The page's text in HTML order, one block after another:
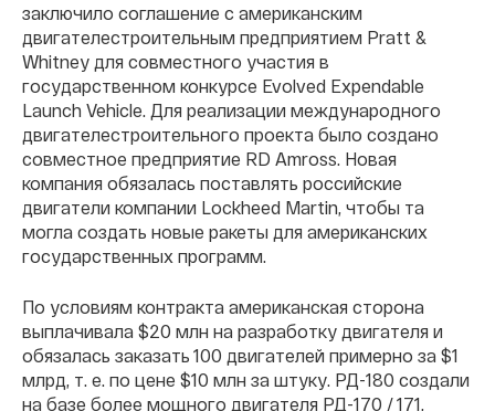
заключило соглашение с американским
двигателестроительным предприятием Pratt &
Whitney для совместного участия в
государственном конкурсе Evolved Expendable
Launch Vehicle. Для реализации международного
двигателестроительного проекта было создано
совместное предприятие RD Amross. Новая
компания обязалась поставлять российские
двигатели компании Lockheed Martin, чтобы та
могла создать новые ракеты для американских
государственных программ.
По условиям контракта американская сторона
выплачивала $20 млн на разработку двигателя и
обязалась заказать 100 двигателей примерно за $1
млрд, т. е. по цене $10 млн за штуку. РД-180 создали
на базе более мощного двигателя РД-170 / 171,